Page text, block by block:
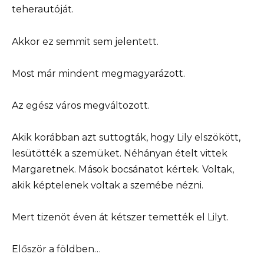
teherautóját.
Akkor ez semmit sem jelentett.
Most már mindent megmagyarázott.
Az egész város megváltozott.
Akik korábban azt suttogták, hogy Lily elszökött,
lesütötték a szemüket. Néhányan ételt vittek
Margaretnek. Mások bocsánatot kértek. Voltak,
akik képtelenek voltak a szemébe nézni.
Mert tizenöt éven át kétszer temették el Lilyt.
Először a földben…